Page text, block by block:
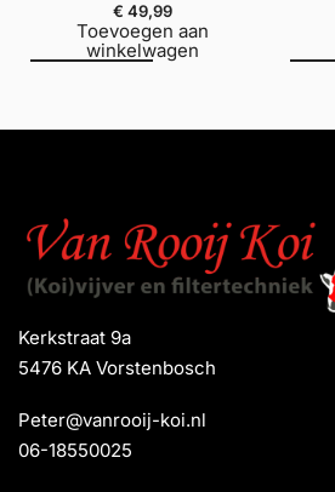
€ 49,99
Toevoegen aan
winkelwagen
Kerkstraat 9a
5476 KA Vorstenbosch
Peter@vanrooij-koi.nl
06-18550025